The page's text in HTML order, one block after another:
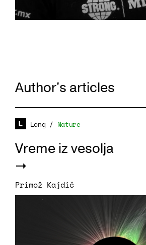
Author's articles
Long / Nature
Vreme iz vesolja
Primož Kajdič